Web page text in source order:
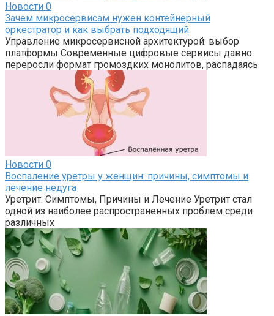
Новости 0
Зачем микросервисам нужен контейнерный
оркестратор и как выбрать подходящий
Управление микросервисной архитектурой: выбор
платформы Современные цифровые сервисы давно
переросли формат громоздких монолитов, распадаясь
Новости 0
Воспаление уретры у женщин: причины, симптомы и
лечение недуга
Уретрит: Симптомы, Причины и Лечение Уретрит стал
одной из наиболее распространенных проблем среди
различных